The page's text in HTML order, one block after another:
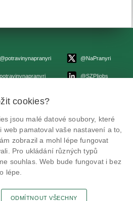
@potravinynapranyri
potravinynapranyri
@NaPranyri
@SZPIjobs
inspekce 2026.
ochrany soukromí
cookies?
jsou malé datové soubory, které
pamatoval vaše nastavení a to,
zobrazil a mohl lépe fungovat
Pro ukládání různých typů
souhlas. Web bude fungovat i bez
lépe.
ODMÍTNOUT VŠECHNY